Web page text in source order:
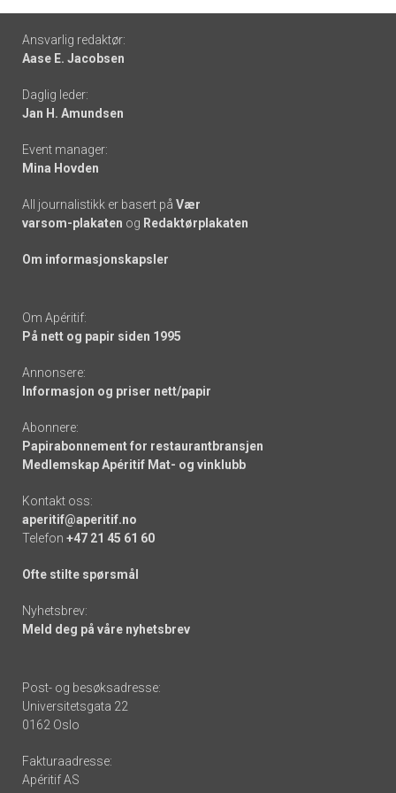
Footer
-
links
Ansvarlig redaktør:
Aase E. Jacobsen
Daglig leder:
Jan H. Amundsen
Event manager:
Mina Hovden
All journalistikk er basert på Vær
varsom-plakaten og Redaktørplakaten
Om informasjonskapsler
Om Apéritif:
På nett og papir siden 1995
Annonsere:
Informasjon og priser nett/papir
Abonnere:
Papirabonnement for restaurantbransjen
Medlemskap Apéritif Mat- og vinklubb
Kontakt oss:
aperitif@aperitif.no
Telefon +47 21 45 61 60
Ofte stilte spørsmål
Nyhetsbrev:
Meld deg på våre nyhetsbrev
Post- og besøksadresse:
Universitetsgata 22
0162 Oslo
Fakturaadresse:
Apéritif AS